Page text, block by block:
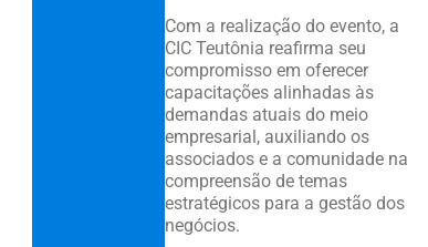
Com a realização do evento, a
CIC Teutônia reafirma seu
compromisso em oferecer
capacitações alinhadas às
demandas atuais do meio
empresarial, auxiliando os
associados e a comunidade na
compreensão de temas
estratégicos para a gestão dos
negócios.